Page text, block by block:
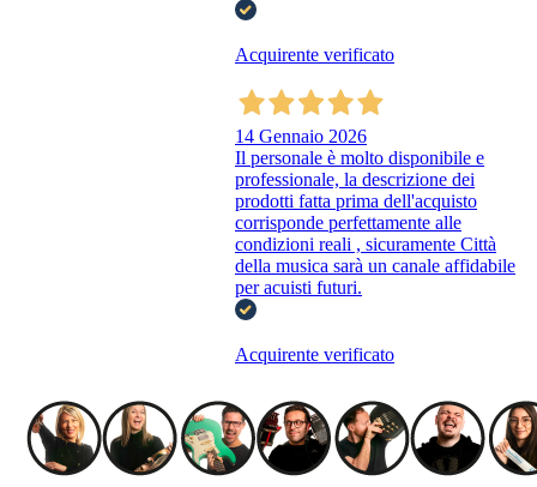
Acquirente verificato
14 Gennaio 2026
Il personale è molto disponibile e
professionale, la descrizione dei
prodotti fatta prima dell'acquisto
corrisponde perfettamente alle
condizioni reali , sicuramente Città
della musica sarà un canale affidabile
per acuisti futuri.
Acquirente verificato